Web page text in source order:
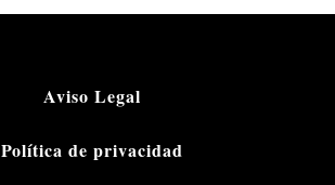
Aviso Legal
Política de privacidad